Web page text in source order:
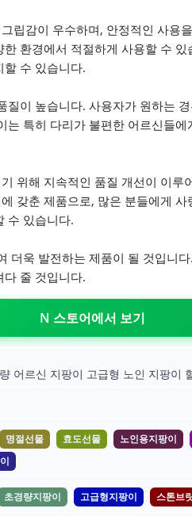
립감이 우수하며, 안정적인 사용
환경에서 적절하게 사용할 수
수 있습니다.
질이 높습니다. 사용자가 원하는
는 특히 다리가 불편한 어르신들
위해 지속적인 품질 개선이 이루
갖춘 제품으로, 많은 분들에게
수 있습니다.
더욱 발전하는 제품이 될 것입니
줄 것입니다.
N 스토어에서 보기
어르신 지팡이 고급형 노인 지팡이
명절선물 효도선물 노인용지팡이
초경량지팡이 고급형지팡이 스톤브